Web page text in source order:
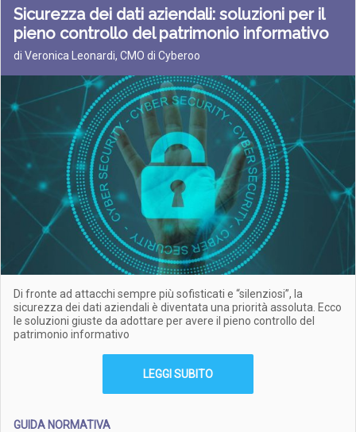
Sicurezza dei dati aziendali: soluzioni per il
pieno controllo del patrimonio informativo
di Veronica Leonardi, CMO di Cyberoo
Di fronte ad attacchi sempre più sofisticati e “silenziosi”, la
sicurezza dei dati aziendali è diventata una priorità assoluta. Ecco
le soluzioni giuste da adottare per avere il pieno controllo del
patrimonio informativo
LEGGI SUBITO
GUIDA NORMATIVA